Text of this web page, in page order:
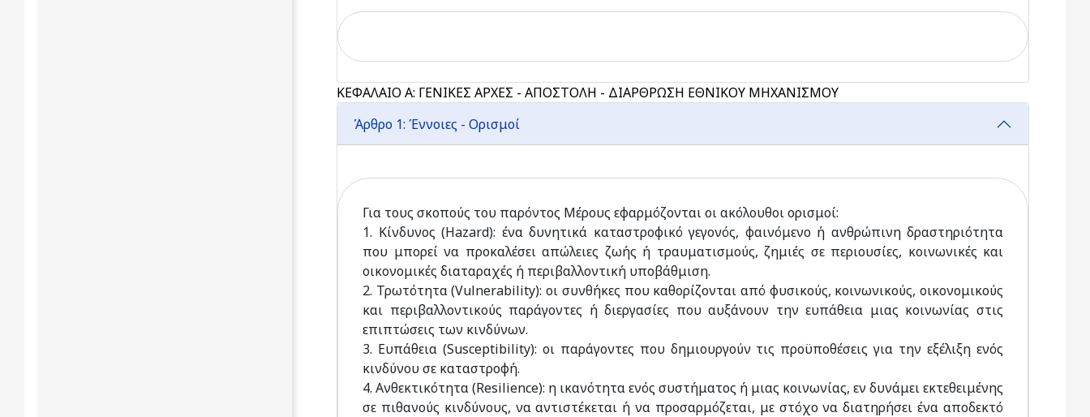
ΚΕΦΑΛΑΙΟ Α: ΓΕΝΙΚΕΣ ΑΡΧΕΣ - ΑΠΟΣΤΟΛΗ - ΔΙΑΡΘΡΩΣΗ ΕΘΝΙΚΟΥ ΜΗΧΑΝΙΣΜΟΥ
Άρθρο 1: Έννοιες - Ορισμοί
Για τους σκοπούς του παρόντος Μέρους εφαρμόζονται οι ακόλουθοι ορισμοί:
1. Κίνδυνος (Hazard): ένα δυνητικά καταστροφικό γεγονός, φαινόμενο ή ανθρώπινη δραστηριότητα
που μπορεί να προκαλέσει απώλειες ζωής ή τραυματισμούς, ζημιές σε περιουσίες, κοινωνικές και
οικονομικές διαταραχές ή περιβαλλοντική υποβάθμιση.
2. Τρωτότητα (Vulnerability): οι συνθήκες που καθορίζονται από φυσικούς, κοινωνικούς, οικονομικούς
και περιβαλλοντικούς παράγοντες ή διεργασίες που αυξάνουν την ευπάθεια μιας κοινωνίας στις
επιπτώσεις των κινδύνων.
3. Ευπάθεια (Susceptibility): οι παράγοντες που δημιουργούν τις προϋποθέσεις για την εξέλιξη ενός
κινδύνου σε καταστροφή.
4. Ανθεκτικότητα (Resilience): η ικανότητα ενός συστήματος ή μιας κοινωνίας, εν δυνάμει εκτεθειμένης
σε πιθανούς κινδύνους, να αντιστέκεται ή να προσαρμόζεται, με στόχο να διατηρήσει ένα αποδεκτό